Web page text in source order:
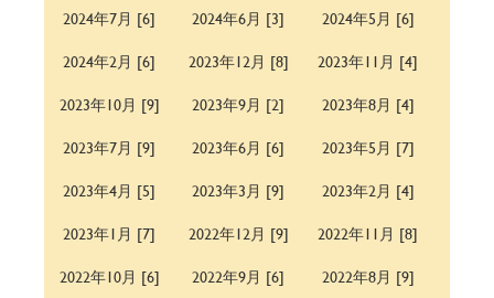
2024年7月 [6]
2024年6月 [3]
2024年5月 [6]
2024年2月 [6]
2023年12月 [8]
2023年11月 [4]
2023年10月 [9]
2023年9月 [2]
2023年8月 [4]
2023年7月 [9]
2023年6月 [6]
2023年5月 [7]
2023年4月 [5]
2023年3月 [9]
2023年2月 [4]
2023年1月 [7]
2022年12月 [9]
2022年11月 [8]
2022年10月 [6]
2022年9月 [6]
2022年8月 [9]